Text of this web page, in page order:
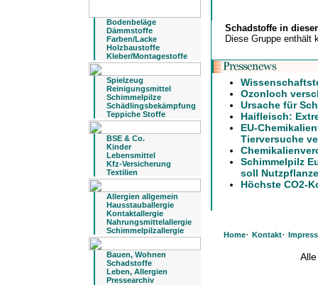
Bodenbeläge
Dämmstoffe
Farben/Lacke
Holzbaustoffe
Kleber/Montagestoffe
Spielzeug
Reinigungsmittel
Schimmelpilze
Schädlingsbekämpfung
Teppiche Stoffe
BSE & Co.
Kinder
Lebensmittel
Kfz-Versicherung
Textilien
Allergien allgemein
Hausstauballergie
Kontaktallergie
Nahrungsmittelallergie
Schimmelpilzallergie
Bauen, Wohnen
Schadstoffe
Leben, Allergien
Pressearchiv
Schadstoffe in
Diese Gruppe enthält
Ozonloch
Ursache für
Haifleisch:
EU-
Tierversuche
Schimmelpilz
soll
Höchste CO2-
Home· Kontakt·